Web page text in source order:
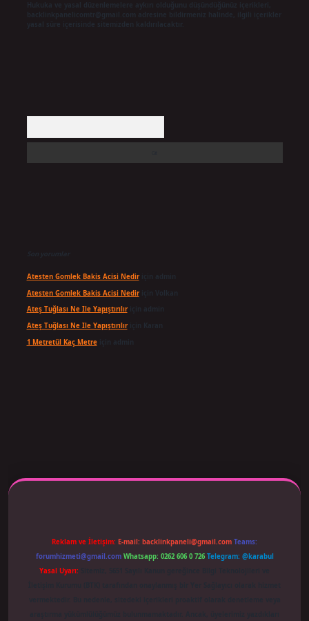
Hukuka ve yasal düzenlemelere aykırı olduğunu düşündüğünüz içerikleri,
Son yorumlar
Atesten Gomlek Bakis Acisi Nediriçin
Atesten Gomlek Bakis Acisi Nediriçin
Ateş Tuğlası Ne Ile Yapıştırılıriçin
Ateş Tuğlası Ne Ile Yapıştırılıriçin
1 Metretül Kaç Metreiçin
Reklam ve İletişim: E-mail: backlinkpaneli@gmail.com Teams:
forumhizmeti@gmail.com Whatsapp: 0262 606 0 726 Telegram: @karabul
Yasal Uyarı: